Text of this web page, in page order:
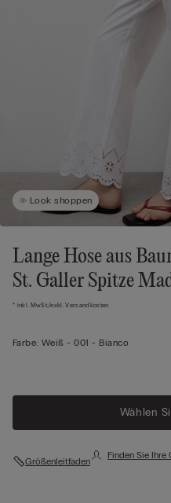
Look shoppen
Lange Hose aus
St. Galler Spitze
* inkl. MwSt./exkl. Versandkosten
Farbe: Weiß -001 - Bianco
Wählen
Größenleitfaden
Finden Sie Ihre